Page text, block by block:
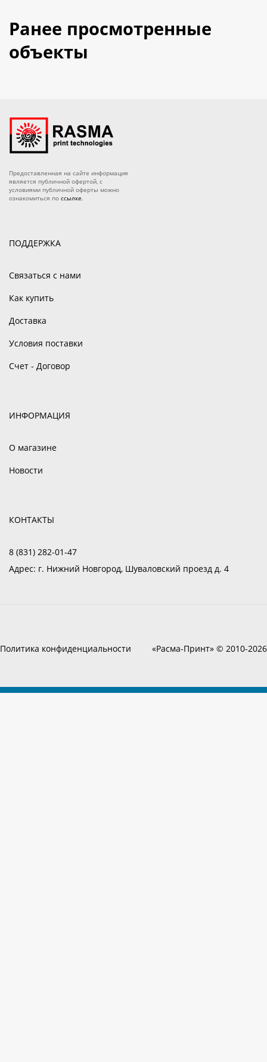
Ранее просмотренные
объекты
Предоставленная на сайте информация
является публичной офертой, с
условиями публичной оферты можно
ознакомиться по ссылке.
ПОДДЕРЖКА
Связаться с нами
Как купить
Доставка
Условия поставки
Счет - Договор
ИНФОРМАЦИЯ
О магазине
Новости
КОНТАКТЫ
8 (831) 282-01-47
Адрес: г. Нижний Новгород, Шуваловский проезд д. 4
Политика конфиденциальности «Расма-Принт» © 2010-2026